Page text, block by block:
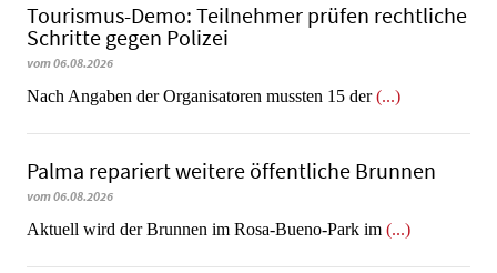
Tourismus-Demo: Teilnehmer prüfen rechtliche
Schritte gegen Polizei
vom 06.08.2026
Nach Angaben der Organisatoren mussten 15 der(...)
Palma repariert weitere öffentliche Brunnen
vom 06.08.2026
Aktuell wird der Brunnen im Rosa-Bueno-Park im (...)